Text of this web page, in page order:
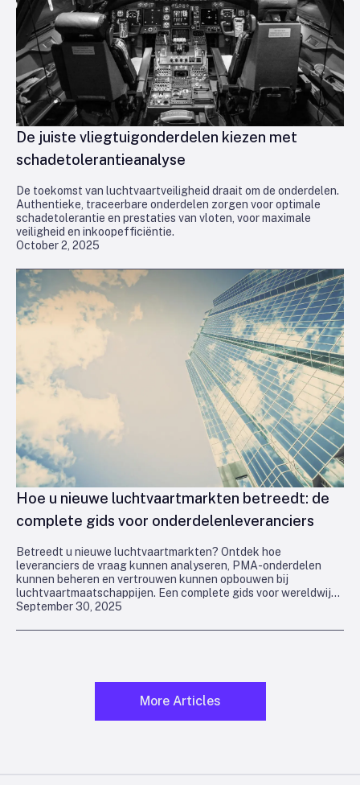
October 2, 2025
De juiste vliegtuigonderdelen kiezen met
schadetolerantieanalyse
De toekomst van luchtvaartveiligheid draait om de onderdelen.
Authentieke, traceerbare onderdelen zorgen voor optimale
schadetolerantie en prestaties van vloten, voor maximale
veiligheid en inkoopefficiëntie.
September 30, 2025
Hoe u nieuwe luchtvaartmarkten betreedt: de
complete gids voor onderdelenleveranciers
Betreedt u nieuwe luchtvaartmarkten? Ontdek hoe
leveranciers de vraag kunnen analyseren, PMA-onderdelen
kunnen beheren en vertrouwen kunnen opbouwen bij
luchtvaartmaatschappijen. Een complete gids voor wereldwijde
groei.
More Articles